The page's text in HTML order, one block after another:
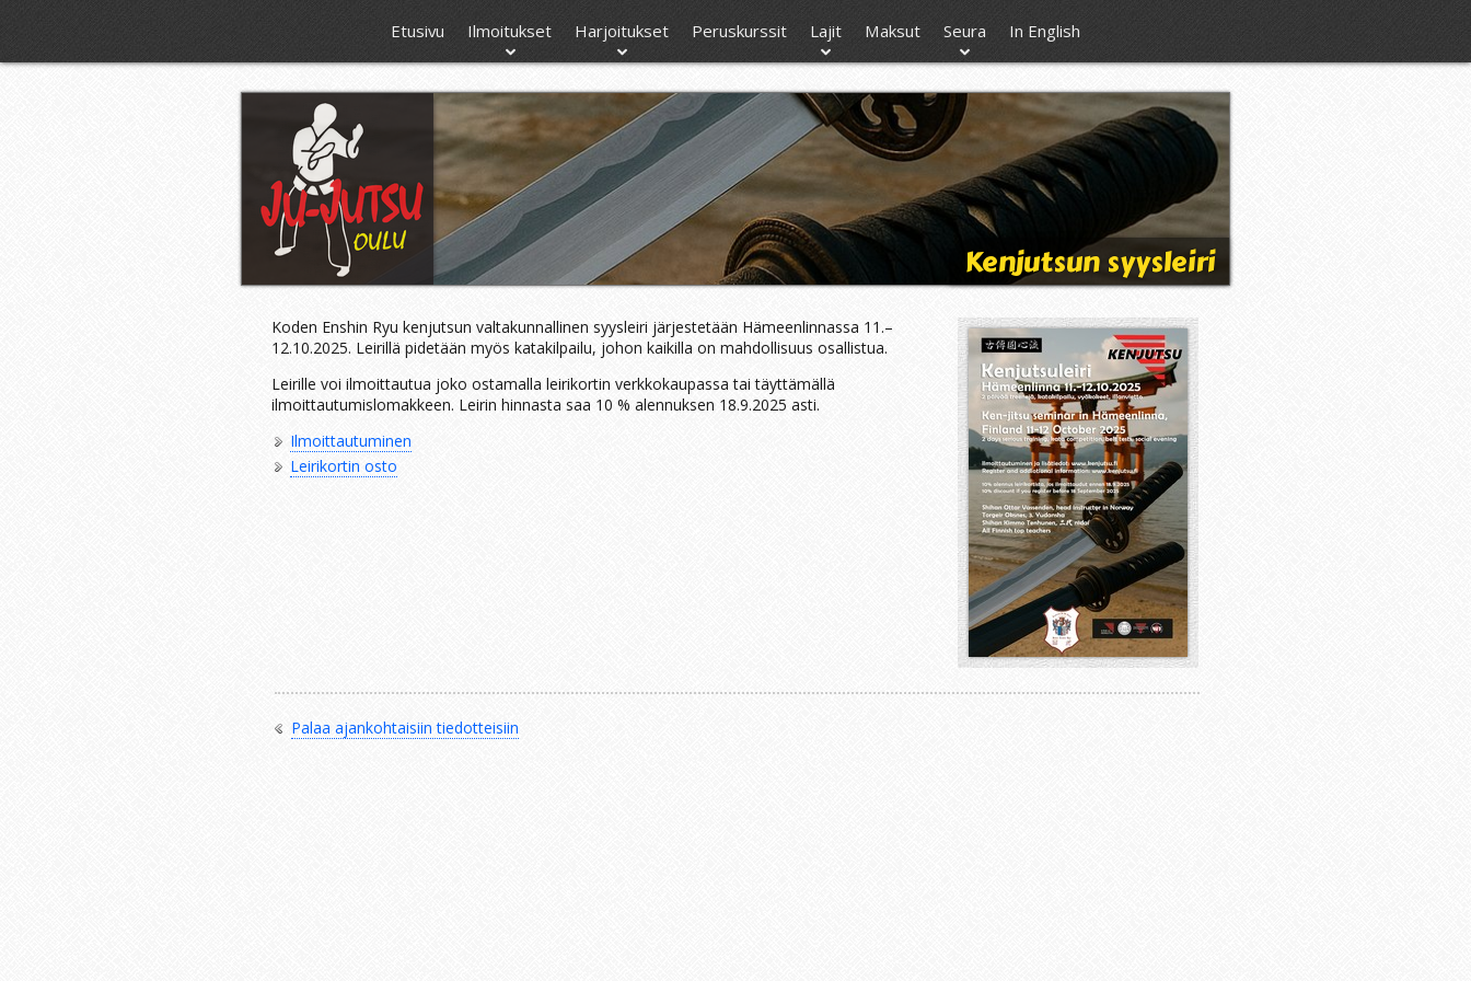
Etusivu Ilmoitukset Harjoitukset Peruskurssit Lajit Maksut Seura In English
Kenjutsun syysleiri
Koden Enshin Ryu kenjutsun valtakunnallinen syysleiri järjestetään Hämeenlinnassa 11.–
12.10.2025. Leirillä pidetään myös katakilpailu, johon kaikilla on mahdollisuus osallistua.
Leirille voi ilmoittautua joko ostamalla leirikortin verkkokaupassa tai täyttämällä
ilmoittautumislomakkeen. Leirin hinnasta saa 10 % alennuksen 18.9.2025 asti.
Ilmoittautuminen
Leirikortin osto
Palaa ajankohtaisiin tiedotteisiin